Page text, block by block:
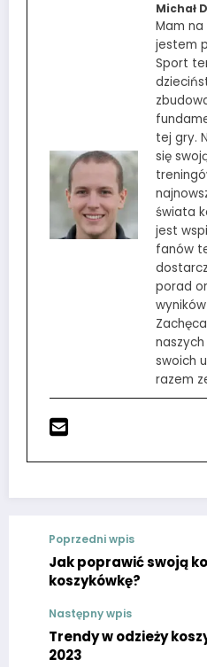
Michał
Mam na
jestem
Sport
tej gry.
się
świata
jest
fanów
porad
swoich
razem
Poprzedni wpis
Jak poprawić swoją
koszykówkę?
Następny wpis
Trendy w odzieży
2023